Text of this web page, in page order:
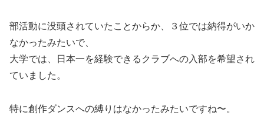
部活動に没頭されていたことからか、３位では納得がいか
なかったみたいで、
大学では、日本一を経験できるクラブへの入部を希望され
ていました。
特に創作ダンスへの縛りはなかったみたいですね〜。